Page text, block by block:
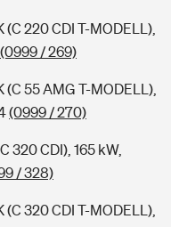
220 CDI T-MODELL),
(0999 / 269)
55 AMG T-MODELL),
(0999 / 270)
320 CDI), 165 kW,
/ 328)
320 CDI T-MODELL),